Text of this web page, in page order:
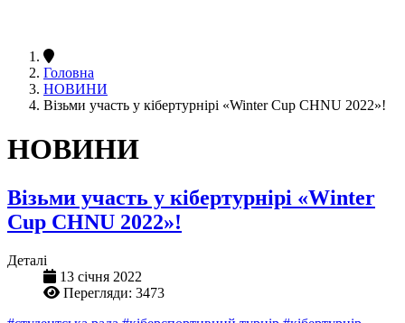
Головна
НОВИНИ
Візьми участь у кібертурнірі «Winter Cup CHNU 2022»!
НОВИНИ
Візьми участь у кібертурнірі «Winter
Cup CHNU 2022»!
Деталі
13 січня 2022
Перегляди: 3473